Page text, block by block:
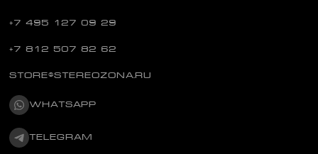
+7 495 127 09 29
+7 812 507 82 62
STORE@STEREOZONA.RU
WHATSAPP
TELEGRAM